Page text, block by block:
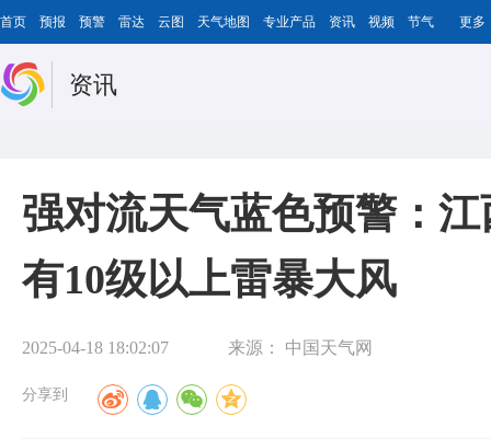
首页 预报 预警 雷达 云图 天气地图 专业产品 资讯 视频 节气 更多
资讯
强对流天气蓝色预警：
有10级以上雷暴大风
2025-04-18 18:02:07 来源： 中国天气网
分享到